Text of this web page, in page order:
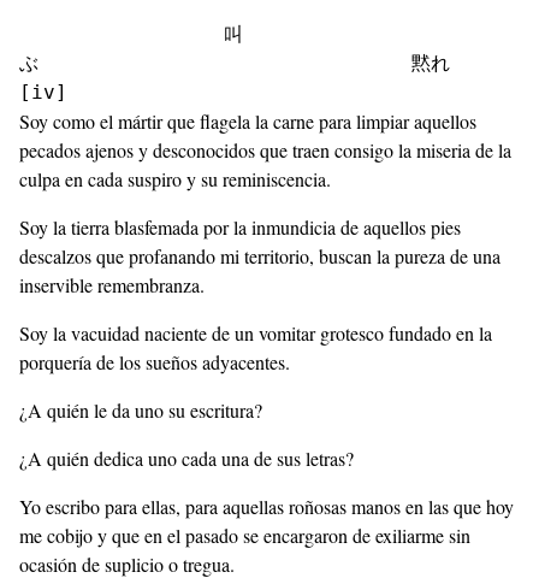
叫
ぶ                               黙れ
[iv]
Soy como el mártir que flagela la carne para limpiar aquellos
pecados ajenos y desconocidos que traen consigo la miseria de la
culpa en cada suspiro y su reminiscencia.
Soy la tierra blasfemada por la inmundicia de aquellos pies
descalzos que profanando mi territorio, buscan la pureza de una
inservible remembranza.
Soy la vacuidad naciente de un vomitar grotesco fundado en la
porquería de los sueños adyacentes.
¿A quién le da uno su escritura?
¿A quién dedica uno cada una de sus letras?
Yo escribo para ellas, para aquellas roñosas manos en las que hoy
me cobijo y que en el pasado se encargaron de exiliarme sin
ocasión de suplicio o tregua.